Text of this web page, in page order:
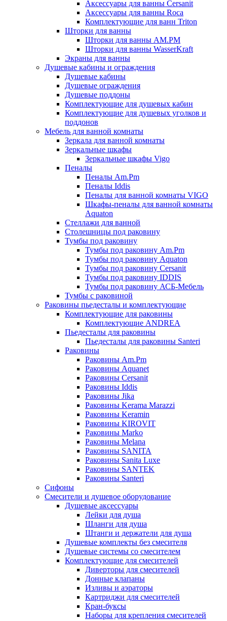
Аксессуары для ванны Cersanit
Аксессуары для ванны Roca
Комплектующие для ванн Triton
Шторки для ванны
Шторки для ванны AM.PM
Шторки для ванны WasserKraft
Экраны для ванны
Душевые кабины и ограждения
Душевые кабины
Душевые ограждения
Душевые поддоны
Комплектующие для душевых кабин
Комплектующие для душевых уголков и
поддонов
Мебель для ванной комнаты
Зеркала для ванной комнаты
Зеркальные шкафы
Зеркальные шкафы Vigo
Пеналы
Пеналы Am.Pm
Пеналы Iddis
Пеналы для ванной комнаты VIGO
Шкафы-пеналы для ванной комнаты
Aquaton
Стеллажи для ванной
Столешницы под раковину
Тумбы под раковину
Тумбы под раковину Am.Pm
Тумбы под раковину Aquaton
Тумбы под раковину Cersanit
Тумбы под раковину IDDIS
Тумбы под раковину АСБ-Мебель
Тумбы с раковиной
Раковины пьедесталы и комплектующие
Комплектующие для раковины
Комплектующие ANDREA
Пьедесталы для раковины
Пьедесталы для раковины Santeri
Раковины
Раковины Am.Pm
Раковины Aquanet
Раковины Cersanit
Раковины Iddis
Раковины Jika
Раковины Kerama Marazzi
Раковины Keramin
Раковины KIROVIT
Раковины Marko
Раковины Melana
Раковины SANITA
Раковины Sanita Luxe
Раковины SANTEK
Раковины Santeri
Сифоны
Смесители и душевое оборудование
Душевые аксессуары
Лейки для душа
Шланги для душа
Штанги и держатели для душа
Душевые комплекты без смесителя
Душевые системы со смесителем
Комплектующие для смесителей
Диверторы для смесителей
Донные клапаны
Изливы и аэраторы
Картриджи для смесителей
Кран-буксы
Наборы для крепления смесителей